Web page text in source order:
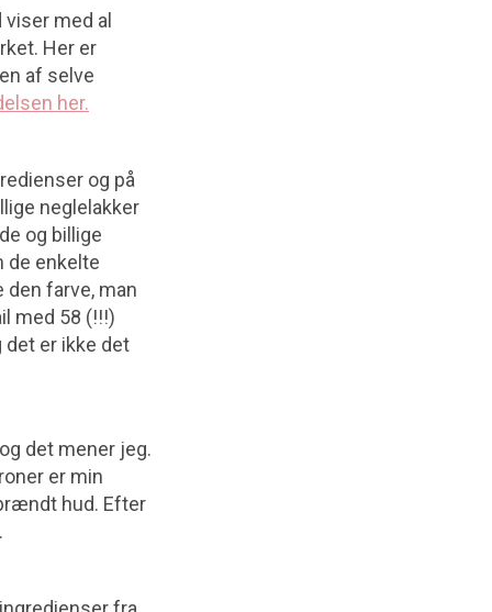
med al
Her er
af selve
her.
og på
neglelakker
og billige
de enkelte
farve, man
med 58 (!!!)
er ikke det
det mener jeg.
er min
hud. Efter